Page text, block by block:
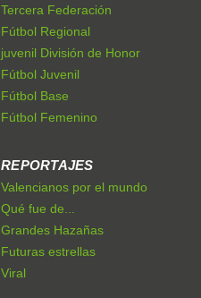
Tercera Federación
Fútbol Regional
juvenil División de Honor
Fútbol Juvenil
Fútbol Base
Fútbol Femenino
REPORTAJES
Valencianos por el mundo
Qué fue de...
Grandes Hazañas
Futuras estrellas
Viral